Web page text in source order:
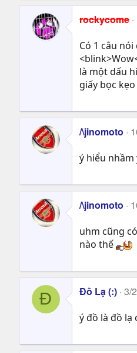
rockycome
Có 1 câu
là một dấu
giấy bọc
/\jinomoto
ý hiểu
/\jinomoto
uhm cũng
nào thế
Đ Đồ Lạ (:) 3/
ý đồ là đồ lạ